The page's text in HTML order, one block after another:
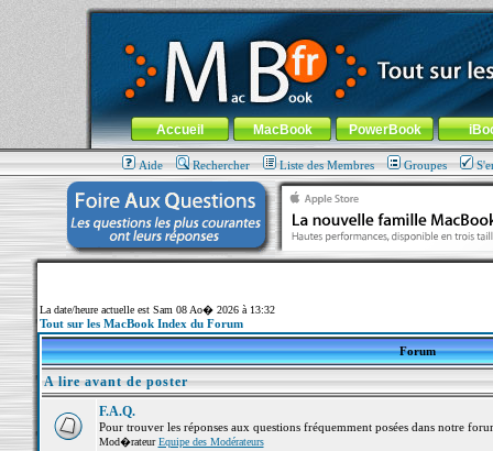
MacBook-fr.com : 100% Apple... 100% nomade !
Aller au contenu-Aller au menu général-Aller au menu de
Menu général
Accueil MacBook PowerBook
Aide Rechercher Liste des Membres Groupes
La date/heure actuelle est Sam 08 Ao� 2026 à 13:32
Tout sur les MacBook Index du Forum
Forum
A lire avant de poster
F.A.Q.
Pour trouver les réponses aux questions fréquemment posées dans notre
Mod�rateurEquipe des Modérateurs